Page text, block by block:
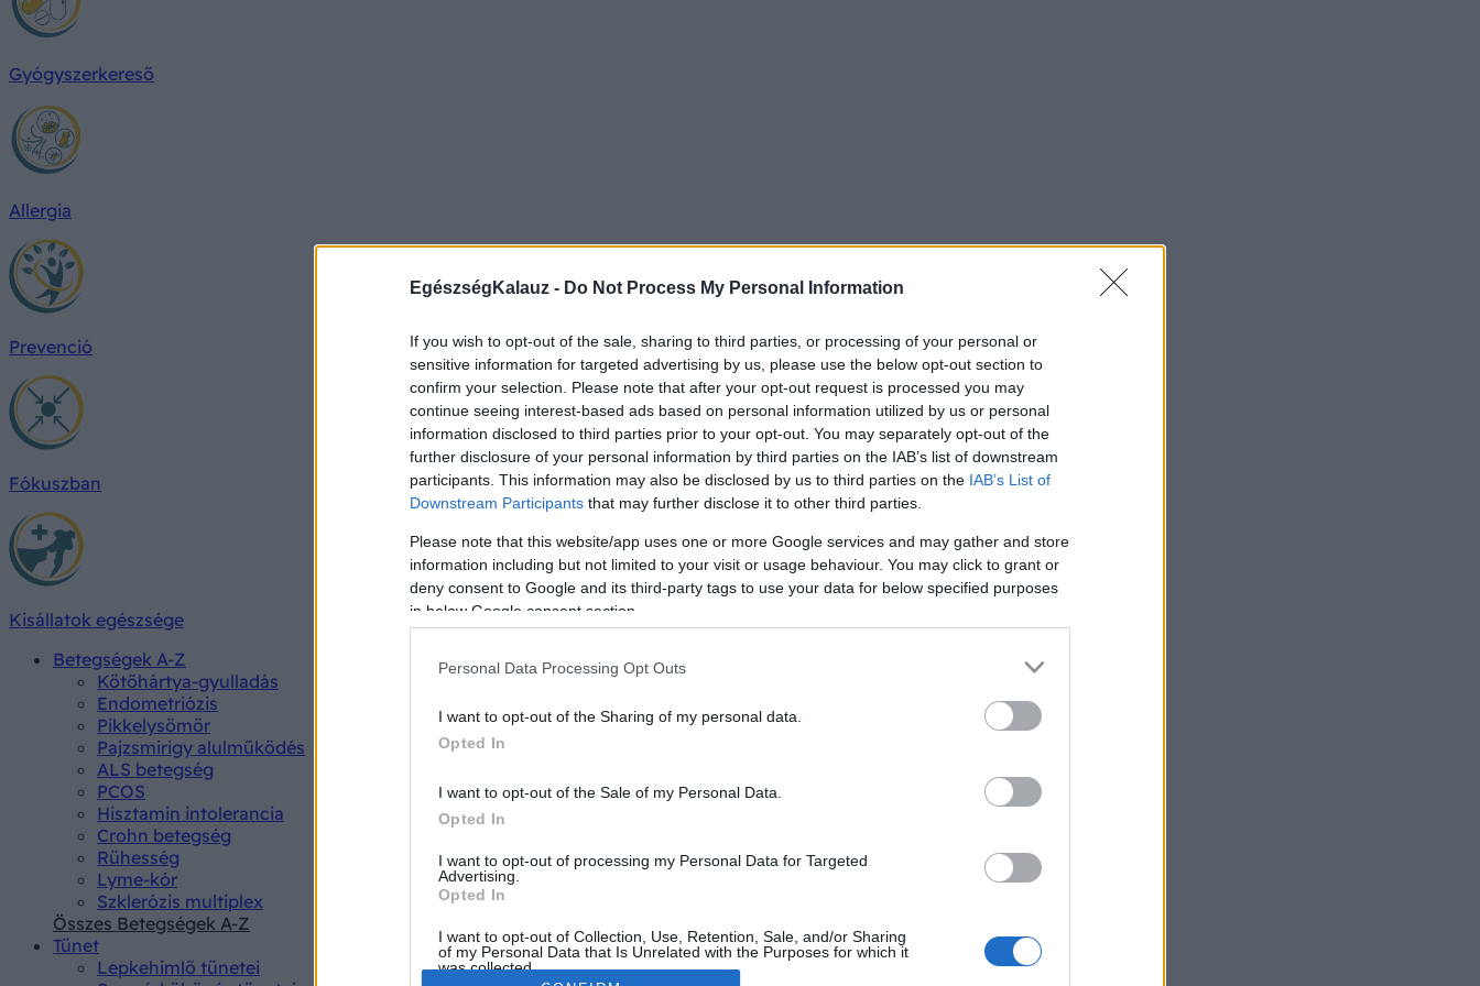
EgészségKalauz - Do Not Process My Personal Information
If you wish to opt-out of the sale, sharing to third parties, or processing of your personal or
sensitive information for targeted advertising by us, please use the below opt-out section to
confirm your selection. Please note that after your opt-out request is processed you may
continue seeing interest-based ads based on personal information utilized by us or personal
information disclosed to third parties prior to your opt-out. You may separately opt-out of the
further disclosure of your personal information by third parties on the IAB’s list of downstream
participants. This information may also be disclosed by us to third parties on the IAB’s List of
Downstream Participants that may further disclose it to other third parties.
Please note that this website/app uses one or more Google services and may gather and store
information including but not limited to your visit or usage behaviour. You may click to grant or
deny consent to Google and its third-party tags to use your data for below specified purposes
in below Google consent section.
Personal Data Processing Opt Outs
I want to opt-out of the Sharing of my personal data.
Opted In
I want to opt-out of the Sale of my Personal Data.
Opted In
I want to opt-out of processing my Personal Data for Targeted
Advertising.
Opted In
I want to opt-out of Collection, Use, Retention, Sale, and/or Sharing
of my Personal Data that Is Unrelated with the Purposes for which it
was collected.
Gyógyszerkereső
Allergia
Prevenció
Fókuszban
Kisállatok egészsége
Betegségek A-Z
Kötőhártya-gyulladás
Endometriózis
Pikkelysömör
Pajzsmirigy alulműködés
ALS betegség
PCOS
Hisztamin intolerancia
Crohn betegség
Rühesség
Lyme-kór
Szklerózis multiplex
Összes Betegségek A-Z
Tünet
Lepkehimlő tünetei